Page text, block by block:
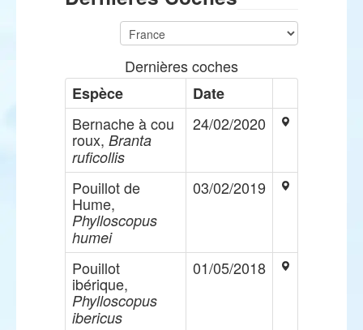
Dernières coches
Espèce
Date
Bernache à cou
roux, Branta
ruficollis
24/02/2020
Pouillot de
Hume,
Phylloscopus
humei
03/02/2019
Pouillot
ibérique,
Phylloscopus
ibericus
01/05/2018